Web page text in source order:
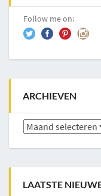
Follow me on:
ARCHIEVEN
Archieven
LAATSTE